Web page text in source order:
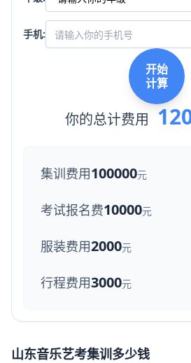
手机:
开始
计算
你的总计费用
集训费用100000元
考试报名费10000元
服装费用2000元
行程费用3000元
山东音乐艺考集训多少钱